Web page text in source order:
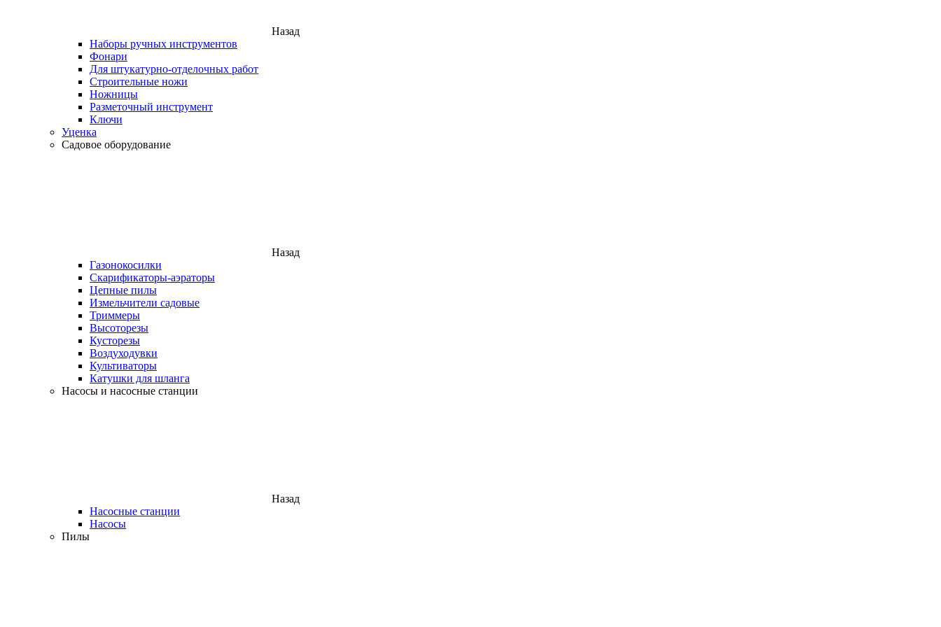
Назад
Наборы ручных инструментов
Фонари
Для штукатурно-отделочных работ
Строительные ножи
Ножницы
Разметочный инструмент
Ключи
Уценка
Садовое оборудование
Назад
Газонокосилки
Скарификаторы-аэраторы
Цепные пилы
Измельчители садовые
Триммеры
Высоторезы
Кусторезы
Воздуходувки
Культиваторы
Катушки для шланга
Насосы и насосные станции
Назад
Насосные станции
Насосы
Пилы